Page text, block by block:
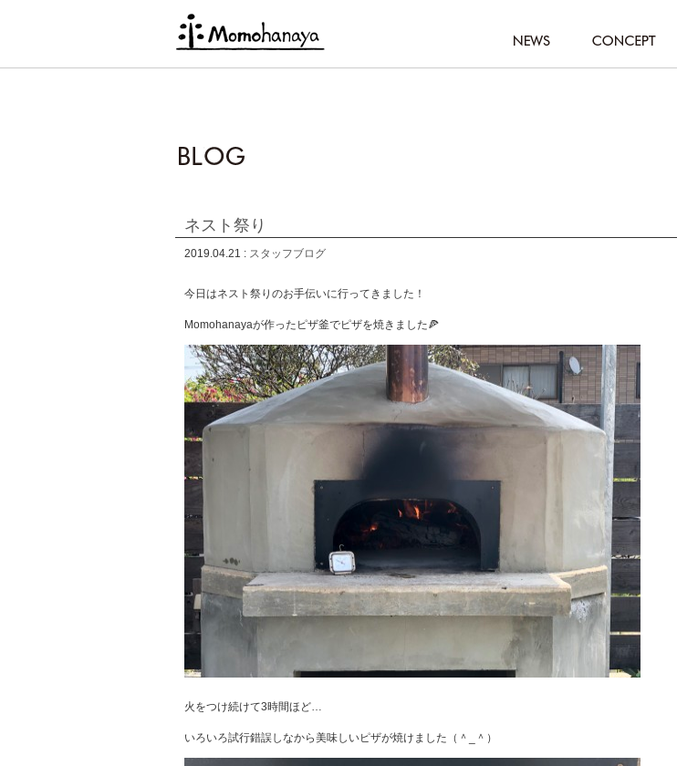
ネスト祭り
2019.04.21 : スタッフブログ
今日はネスト祭りのお手伝いに行ってきました！
Momohanayaが作ったピザ釜でピザを焼きました🍕
火をつけ続けて3時間ほど…
いろいろ試行錯誤しなから美味しいピザが焼けました（＾_＾）